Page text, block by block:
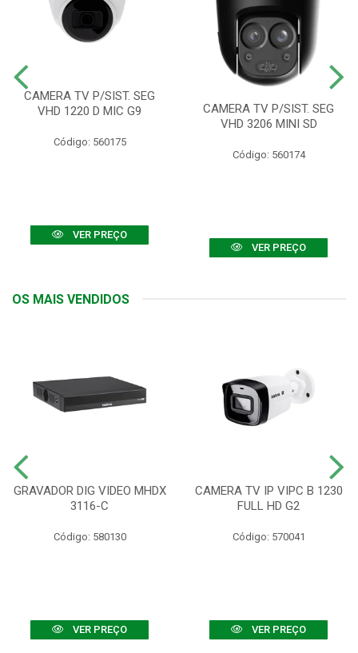
CAMERA TV P/SIST. SEG
VHD 1220 D MIC G9
Código: 560175
VER PREÇO
CAMERA TV P/SIST. SEG
VHD 3206 MINI SD
Código: 560174
VER PREÇO
OS MAIS VENDIDOS
GRAVADOR DIG VIDEO MHDX
3116-C
Código: 580130
VER PREÇO
CAMERA TV IP VIPC B 1230
FULL HD G2
Código: 570041
VER PREÇO